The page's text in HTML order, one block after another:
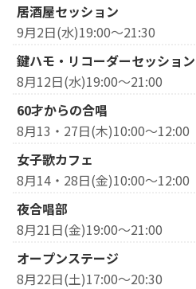
居酒屋セッション
9月2日(水)19:00～21:30
鍵ハモ・リコーダーセッション
8月12日(水)19:00～21:00
60才からの合唱
8月13・27日(木)10:00～12:00
女子歌カフェ
8月14・28日(金)10:00～12:00
夜合唱部
8月21日(金)19:00～21:00
オープンステージ
8月22日(土)17:00～20:30